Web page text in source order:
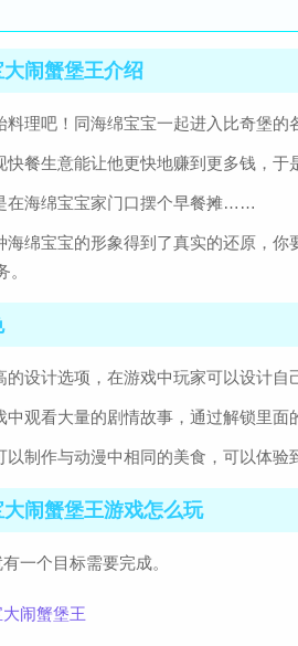
闹蟹堡王介绍
料理吧！同海绵宝宝一起进入比奇堡
快餐生意能让他更快地赚到更多钱，于
在海绵宝宝家门口摆个早餐摊……
海绵宝宝的形象得到了真实的还原，
的设计选项，在游戏中玩家可以设计自
中观看大量的剧情故事，通过解锁里面
以制作与动漫中相同的美食，可以体验
闹蟹堡王游戏怎么玩
一个目标需要完成。